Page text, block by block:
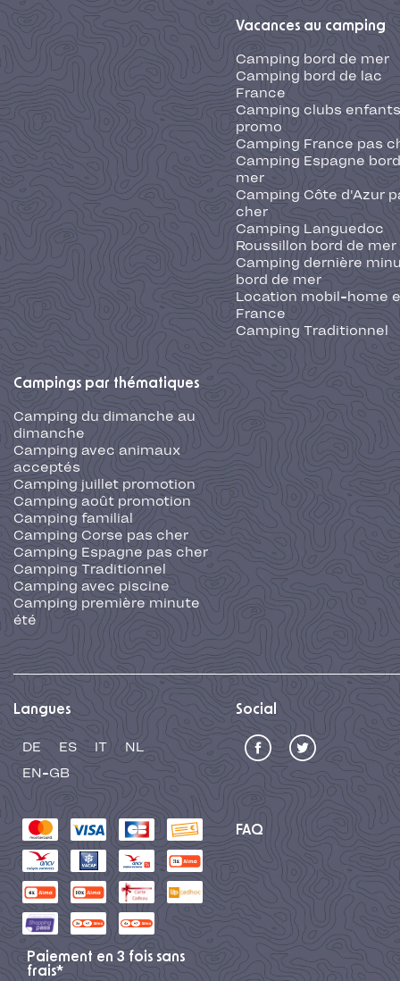
Vacances au camping
Camping bord de mer
Camping bord de lac
France
Camping clubs
promo
Camping France pas
Camping Espagne
mer
Camping Côte d'Azur
cher
Camping Languedoc
Roussillon bord de mer
Camping dernière
bord de mer
Location mobil-home
France
Camping Traditionnel
Campings par thématiques
Camping du dimanche au
dimanche
Camping avec animaux
acceptés
Camping juillet promotion
Camping août promotion
Camping familial
Camping Corse pas cher
Camping Espagne pas cher
Camping Traditionnel
Camping avec piscine
Camping première minute
été
Langues
DE ES IT
NL
EN-GB
Social
FAQ
Paiement en 3 fois sans
frais*